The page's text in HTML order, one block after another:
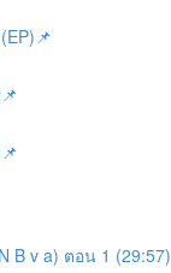
B v a) ตอน 1 (29:57)